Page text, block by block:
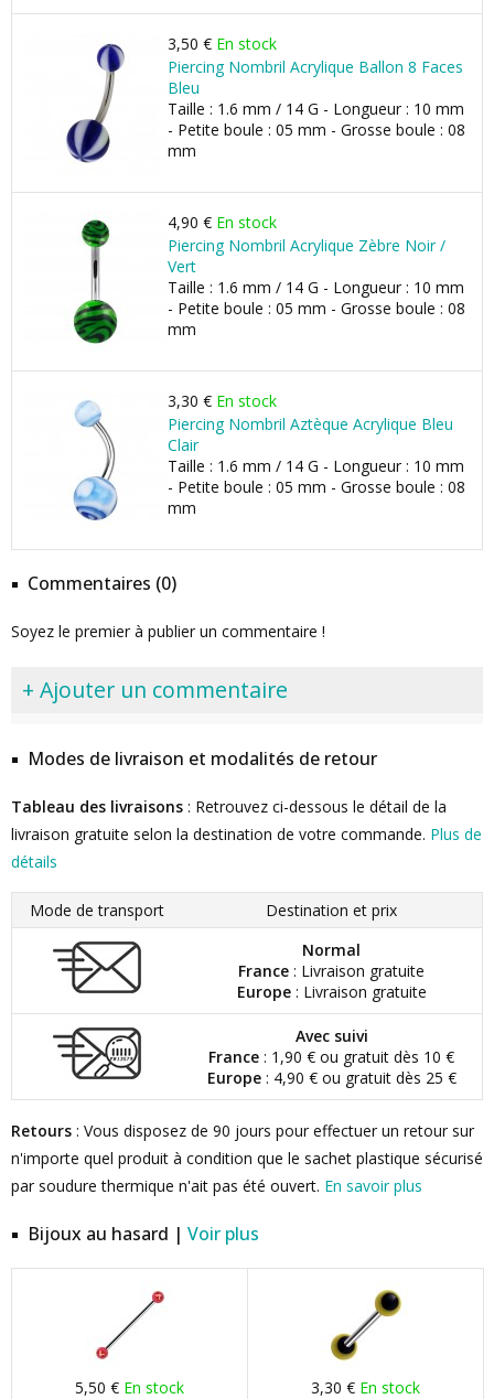
3,50 € En stock
Piercing Nombril Acrylique Ballon 8 Faces
Bleu
Taille : 1.6 mm / 14 G - Longueur : 10 mm
- Petite boule : 05 mm - Grosse boule : 08
mm
4,90 € En stock
Piercing Nombril Acrylique Zèbre Noir /
Vert
Taille : 1.6 mm / 14 G - Longueur : 10 mm
- Petite boule : 05 mm - Grosse boule : 08
mm
3,30 € En stock
Piercing Nombril Aztèque Acrylique Bleu
Clair
Taille : 1.6 mm / 14 G - Longueur : 10 mm
- Petite boule : 05 mm - Grosse boule : 08
mm
Commentaires (0)
Soyez le premier à publier un commentaire !
+ Ajouter un commentaire
Modes de livraison et modalités de retour
Tableau des livraisons : Retrouvez ci-dessous le détail de la
livraison gratuite selon la destination de votre commande. Plus de
détails
Mode de transport
Destination et prix
Normal
France : Livraison gratuite
Europe: Livraison gratuite
Avec suivi
France : 1,90 € ou gratuit dès 10 €
Europe: 4,90 € ou gratuit dès 25 €
Retours : Vous disposez de 90 jours pour effectuer un retour sur
n'importe quel produit à condition que le sachet plastique sécurisé
par soudure thermique n'ait pas été ouvert. En savoir plus
Bijoux au hasard | Voir plus
5,50 € En stock 3,30 € En stock